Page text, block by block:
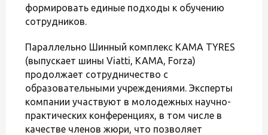
формировать единые подходы к обучению
сотрудников.
Параллельно Шинный комплекс KAMA TYRES
(выпускает шины Viatti, KAMA, Forza)
продолжает сотрудничество с
образовательными учреждениями. Эксперты
компании участвуют в молодежных научно-
практических конференциях, в том числе в
качестве членов жюри, что позволяет